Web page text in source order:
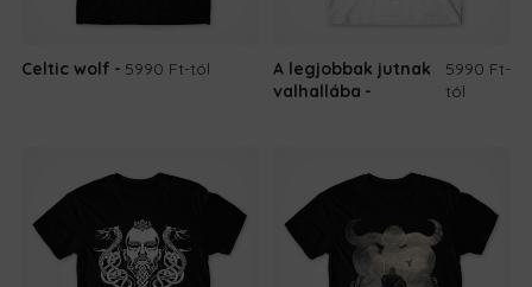
Celtic wolf 5990 Ft-tól
A legjobbak jutnak
valhallába
5990 Ft-
tól